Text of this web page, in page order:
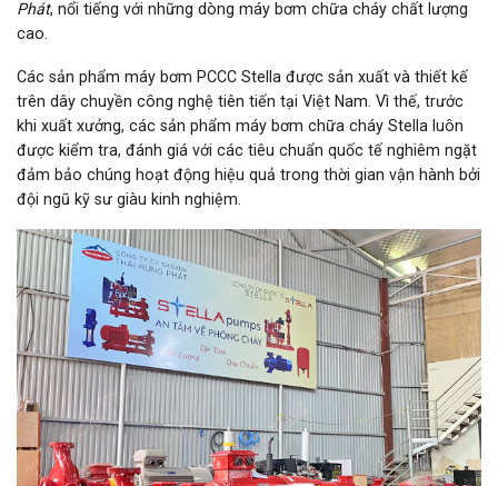
Phát, nổi tiếng với những dòng máy bơm chữa cháy chất lượng
cao.
Các sản phẩm máy bơm PCCC Stella được sản xuất và thiết kế
trên dây chuyền công nghệ tiên tiến tại Việt Nam. Vì thế, trước
khi xuất xưởng, các sản phẩm máy bơm chữa cháy Stella luôn
được kiểm tra, đánh giá với các tiêu chuẩn quốc tế nghiêm ngặt
đảm bảo chúng hoạt động hiệu quả trong thời gian vận hành bởi
đội ngũ kỹ sư giàu kinh nghiệm.